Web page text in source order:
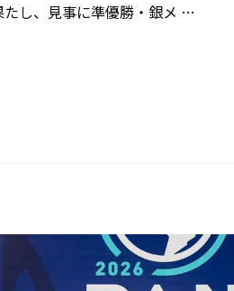
し、見事に準優勝・銀メ …